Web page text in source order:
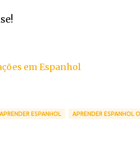
em Espanhol
APRENDER ESPANHOL APRENDER ESPANHOL